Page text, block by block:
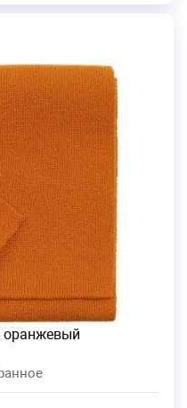
оранжевый